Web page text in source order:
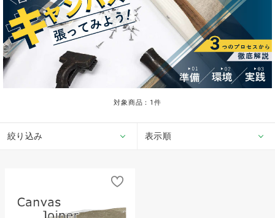
対象商品： 1 件
絞り込み 表示順